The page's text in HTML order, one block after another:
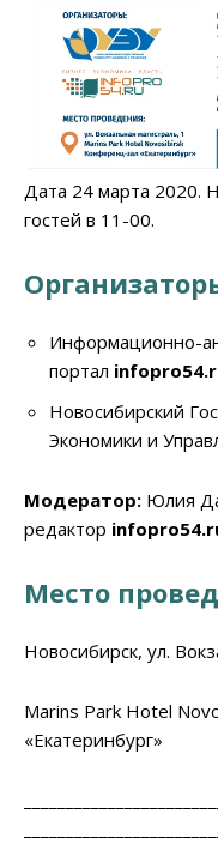
Дата 24 марта 2020.
гостей в 11-00.
Информационно-
портал
Новосибирский
Экономики и
Модератор: Юлия
редактор
Место
Новосибирск, ул.
Marins Park Hotel
«Екатеринбург»